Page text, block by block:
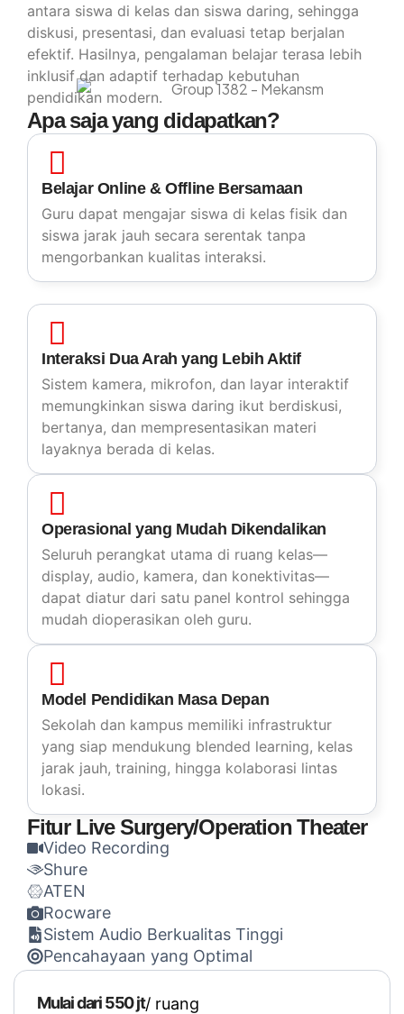
antara siswa di kelas dan siswa daring, sehingga
diskusi, presentasi, dan evaluasi tetap berjalan
efektif. Hasilnya, pengalaman belajar terasa lebih
inklusif dan adaptif terhadap kebutuhan
pendidikan modern.
Apa saja yang didapatkan?
Belajar Online & Offline Bersamaan
Guru dapat mengajar siswa di kelas fisik dan
siswa jarak jauh secara serentak tanpa
mengorbankan kualitas interaksi.
Interaksi Dua Arah yang Lebih Aktif
Sistem kamera, mikrofon, dan layar interaktif
memungkinkan siswa daring ikut berdiskusi,
bertanya, dan mempresentasikan materi
layaknya berada di kelas.
Operasional yang Mudah Dikendalikan
Seluruh perangkat utama di ruang kelas—
display, audio, kamera, dan konektivitas—
dapat diatur dari satu panel kontrol sehingga
mudah dioperasikan oleh guru.
Model Pendidikan Masa Depan
Sekolah dan kampus memiliki infrastruktur
yang siap mendukung blended learning, kelas
jarak jauh, training, hingga kolaborasi lintas
lokasi.
Fitur Live Surgery/Operation Theater
Video Recording
Shure
ATEN
Rocware
Sistem Audio Berkualitas Tinggi
Pencahayaan yang Optimal
Mulai dari 550 jt/ ruang